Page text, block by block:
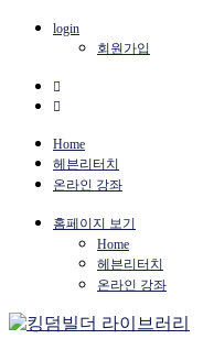
login
회원가입
Home
헤븐리터치
온라인 강좌
홈페이지 보기
Home
헤븐리터치
온라인 강좌